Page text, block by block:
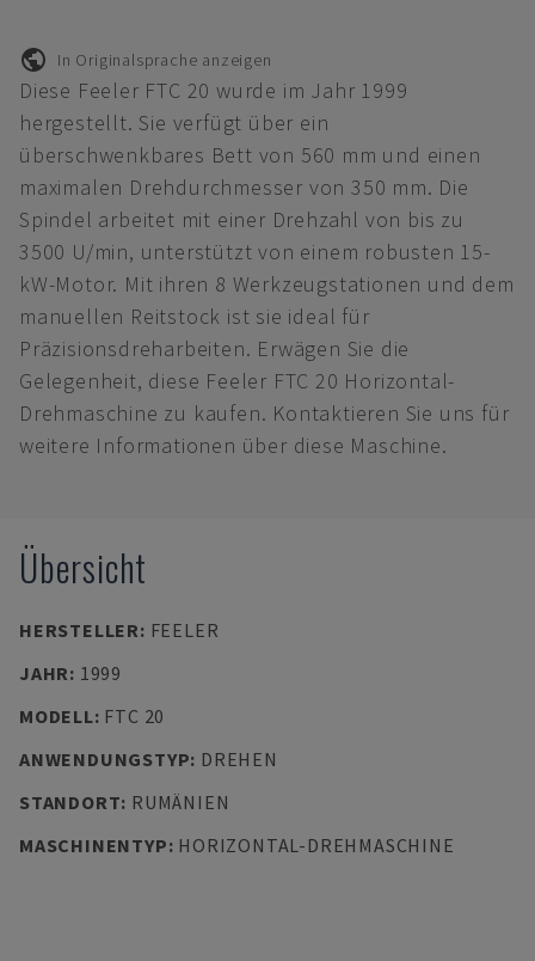
In Originalsprache anzeigen
Diese Feeler FTC 20 wurde im Jahr 1999
hergestellt. Sie verfügt über ein
überschwenkbares Bett von 560 mm und einen
maximalen Drehdurchmesser von 350 mm. Die
Spindel arbeitet mit einer Drehzahl von bis zu
3500 U/min, unterstützt von einem robusten 15-
kW-Motor. Mit ihren 8 Werkzeugstationen und dem
manuellen Reitstock ist sie ideal für
Präzisionsdreharbeiten. Erwägen Sie die
Gelegenheit, diese Feeler FTC 20 Horizontal-
Drehmaschine zu kaufen. Kontaktieren Sie uns für
weitere Informationen über diese Maschine.
Übersicht
HERSTELLER: FEELER
JAHR: 1999
MODELL: FTC 20
ANWENDUNGSTYP: DREHEN
STANDORT: RUMÄNIEN
MASCHINENTYP: HORIZONTAL-DREHMASCHINE